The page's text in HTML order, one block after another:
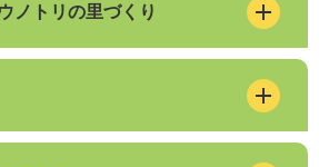
ノトリの里づくり